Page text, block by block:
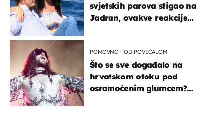
svjetskih parova stigao na
Jadran, ovakve reakcije
PONOVNO POD POVEĆALOM
Što se sve događalo na
hrvatskom otoku pod
osramoćenim glumcem?